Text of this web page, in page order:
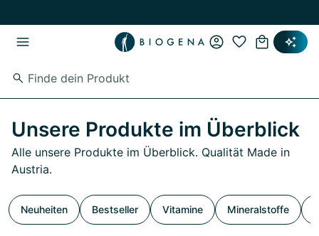
Unsere Produkte im Überblick
Alle unsere Produkte im Überblick. Qualität Made in
Austria.
Neuheiten Bestseller Vitamine Mineralstoffe